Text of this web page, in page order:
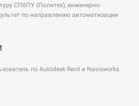
СПбПУ (Политех), инженерно-
по направлению автоматизации
по Autodesk Revit и Navisworks.